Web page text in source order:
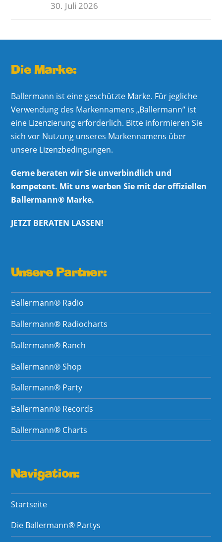
30. Juli 2026
Die Marke:
Ballermann ist eine geschützte Marke. Für jegliche
Verwendung des Markennamens „Ballermann“ ist
eine Lizenzierung erforderlich. Bitte informieren Sie
sich vor Nutzung unseres Markennamens über
unsere Lizenzbedingungen.
Gerne beraten wir Sie unverbindlich und
kompetent. Mit uns werben Sie mit der offiziellen
Ballermann® Marke.
JETZT BERATEN LASSEN!
Unsere Partner:
Ballermann® Radio
Ballermann® Radiocharts
Ballermann® Ranch
Ballermann® Shop
Ballermann® Party
Ballermann® Records
Ballermann® Charts
Navigation:
Startseite
Die Ballermann® Partys